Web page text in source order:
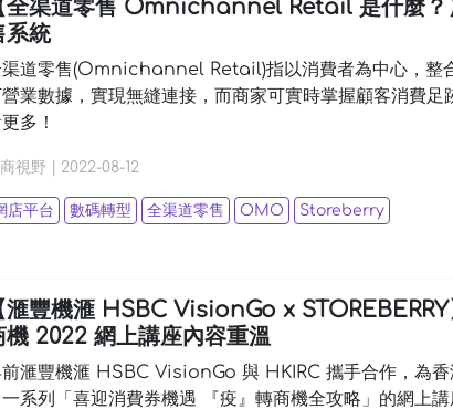
全渠道零售 Omnichannel Retail 是什麼？
系統
道零售(Omnichannel Retail)指以消費者為中心，整
業數據，實現無縫連接，而商家可實時掌握顧客消費足
多！
視野 2022-08-12
店平台 數碼轉型 全渠道零售 OMO Storeberry
滙豐機滙 HSBC VisionGo x
機 2022 網上講座內容重溫
滙豐機滙 HSBC VisionGo 與 HKIRC 攜手合作，為香
系列「喜迎消費券機遇 『疫』轉商機全攻略」的網上